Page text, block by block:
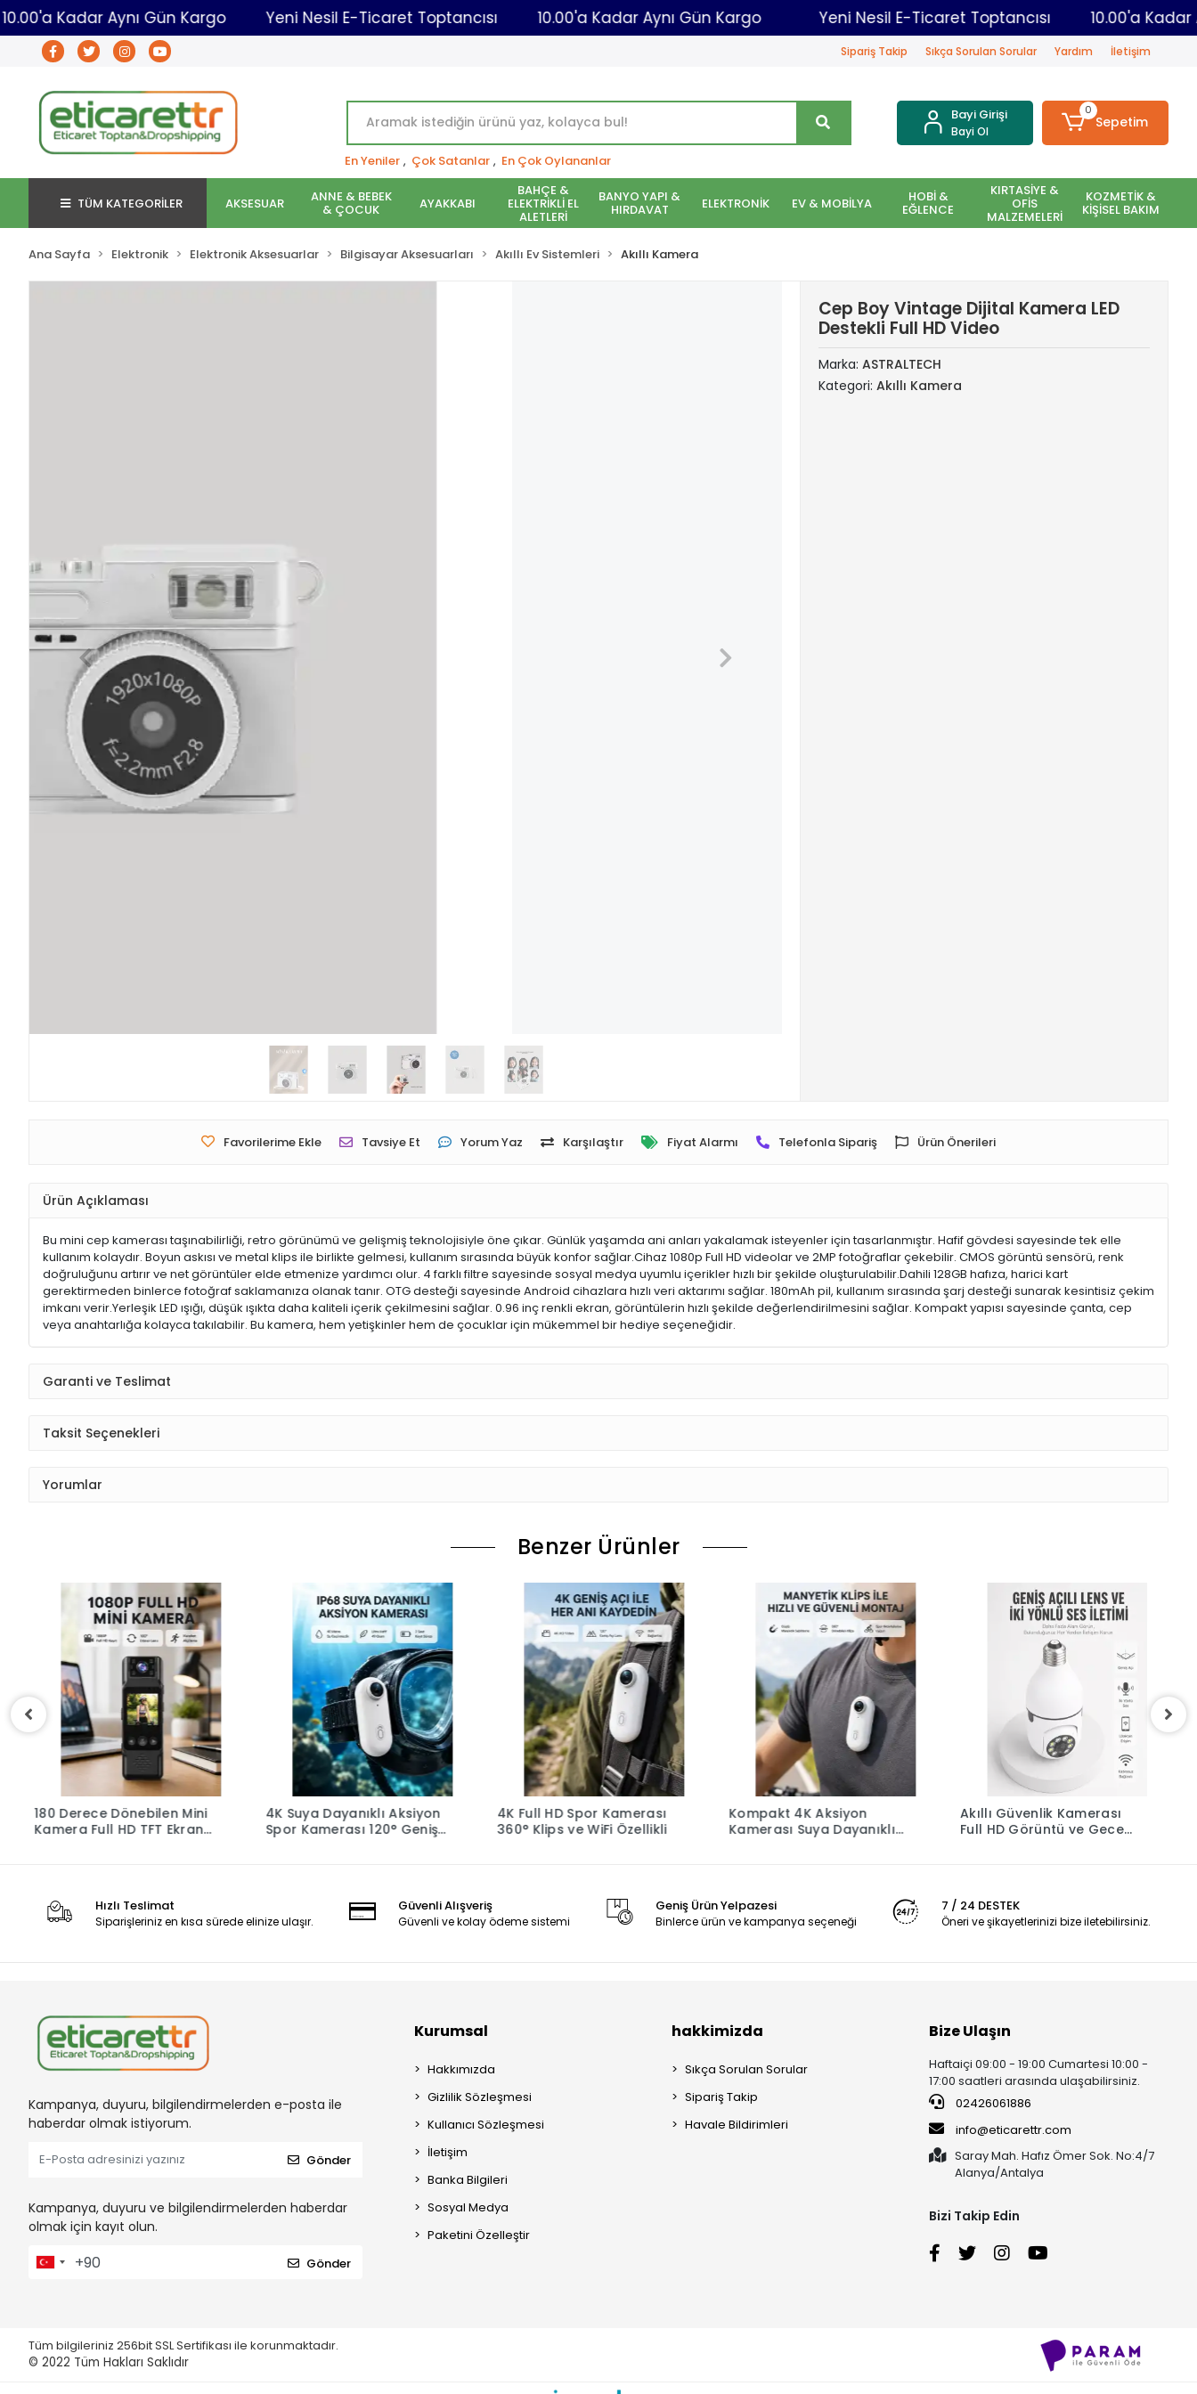
10.00'a Kadar Aynı Gün Kargo Yeni Nesil E-Ticaret Toptancısı 10.00'a Kadar Aynı Gün Kargo Yeni Nesil E-Ticaret Toptancısı 10.00'a
Sipariş Takip Sıkça Sorulan Sorular Yardım İletişim
En Yeniler , Çok Satanlar , En Çok Oylananlar
Bayi Girişi
Bayi Ol
0
Sepetim
TÜM KATEGORİLER AKSESUAR ANNE & BEBEK
& ÇOCUK AYAKKABI
BAHÇE &
ELEKTRİKLİ EL
ALETLERİ
BANYO YAPI &
HIRDAVAT ELEKTRONİK EV & MOBİLYA HOBİ &
EĞLENCE
KIRTASİYE &
OFİS
MALZEMELERİ
KOZMETİK &
KİŞİSEL BAKIM
Ana Sayfa Elektronik Elektronik Aksesuarlar Bilgisayar Aksesuarları Akıllı Ev Sistemleri Akıllı Kamera
Cep Boy Vintage Dijital Kamera LED
Destekli Full HD Video
Marka:ASTRALTECH
Kategori:Akıllı Kamera
Favorilerime Ekle Tavsiye Et Yorum Yaz Karşılaştır Fiyat Alarmı Telefonla Sipariş Ürün Önerileri
Ürün Açıklaması
Bu mini cep kamerası taşınabilirliği, retro görünümü ve gelişmiş teknolojisiyle öne çıkar. Günlük yaşamda ani anları yakalamak isteyenler için tasarlanmıştır. Hafif gövdesi sayesinde tek elle
kullanım kolaydır. Boyun askısı ve metal klips ile birlikte gelmesi, kullanım sırasında büyük konfor sağlar.Cihaz 1080p Full HD videolar ve 2MP fotoğraflar çekebilir. CMOS görüntü sensörü, renk
doğruluğunu artırır ve net görüntüler elde etmenize yardımcı olur. 4 farklı filtre sayesinde sosyal medya uyumlu içerikler hızlı bir şekilde oluşturulabilir.Dahili 128GB hafıza, harici kart
gerektirmeden binlerce fotoğraf saklamanıza olanak tanır. OTG desteği sayesinde Android cihazlara hızlı veri aktarımı sağlar. 180mAh pil, kullanım sırasında şarj desteği sunarak kesintisiz çekim
imkanı verir.Yerleşik LED ışığı, düşük ışıkta daha kaliteli içerik çekilmesini sağlar. 0.96 inç renkli ekran, görüntülerin hızlı şekilde değerlendirilmesini sağlar. Kompakt yapısı sayesinde çanta, cep
veya anahtarlığa kolayca takılabilir. Bu kamera, hem yetişkinler hem de çocuklar için mükemmel bir hediye seçeneğidir.
Garanti ve Teslimat
Taksit Seçenekleri
Yorumlar
Benzer Ürünler
180 Derece Dönebilen Mini
Kamera Full HD TFT Ekran
4K Suya Dayanıklı Aksiyon
Spor Kamerası 120° Geniş
4K Full HD Spor Kamerası
360° Klips ve WiFi Özellikli
Kompakt 4K Aksiyon
Kamerası Suya Dayanıklı
Akıllı Güvenlik Kamerası
Full HD Görüntü ve Gece
Hızlı Teslimat
Siparişleriniz en kısa sürede elinize ulaşır.
Güvenli Alışveriş
Güvenli ve kolay ödeme sistemi
Geniş Ürün Yelpazesi
Binlerce ürün ve kampanya seçeneği
7 / 24 DESTEK
Öneri ve şikayetlerinizi bize iletebilirsiniz.
Kampanya, duyuru, bilgilendirmelerden e-posta ile
haberdar olmak istiyorum.
Gönder
Kampanya, duyuru ve bilgilendirmelerden haberdar
olmak için kayıt olun.
Gönder
Kurumsal
Hakkımızda
Gizlilik Sözleşmesi
Kullanıcı Sözleşmesi
İletişim
Banka Bilgileri
Sosyal Medya
Paketini Özelleştir
hakkimizda
Sıkça Sorulan Sorular
Sipariş Takip
Havale Bildirimleri
Bize Ulaşın
Haftaiçi 09:00 - 19:00 Cumartesi 10:00 -
17:00 saatleri arasında ulaşabilirsiniz.
02426061886
info@eticarettr.com
Saray Mah. Hafız Ömer Sok. No:4/7
Alanya/Antalya
Bizi Takip Edin
Tüm bilgileriniz 256bit SSL Sertifikası ile korunmaktadır.
© 2022 Tüm Hakları Saklıdır